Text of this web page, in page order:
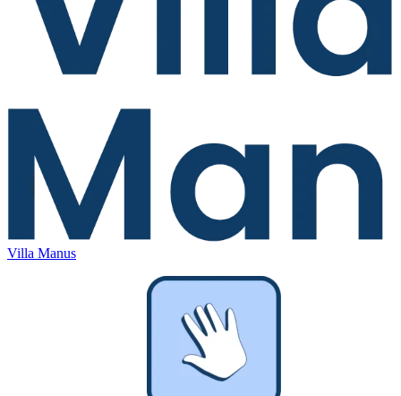
Villa Manus